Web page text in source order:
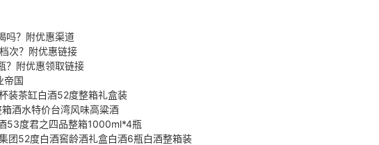
吗？附优惠渠道
次？附优惠链接
？附优惠领取链接
帝国
装茶缸白酒52度整箱礼盒装
酒水特价台湾风味高粱酒
53度君之四品整箱1000ml*4瓶
团52度白酒窖龄酒礼盒白酒6瓶白酒整箱装